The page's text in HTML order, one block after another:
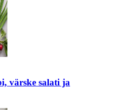
värske salati ja